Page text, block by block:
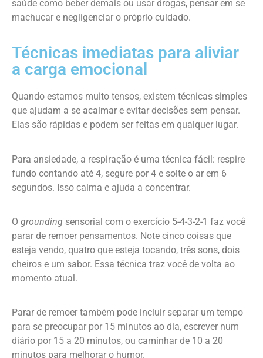
saúde como beber demais ou usar drogas, pensar em se
machucar e negligenciar o próprio cuidado.
Técnicas imediatas para aliviar
a carga emocional
Quando estamos muito tensos, existem técnicas simples
que ajudam a se acalmar e evitar decisões sem pensar.
Elas são rápidas e podem ser feitas em qualquer lugar.
Para ansiedade, a respiração é uma técnica fácil: respire
fundo contando até 4, segure por 4 e solte o ar em 6
segundos. Isso calma e ajuda a concentrar.
O grounding sensorial com o exercício 5-4-3-2-1 faz você
parar de remoer pensamentos. Note cinco coisas que
esteja vendo, quatro que esteja tocando, três sons, dois
cheiros e um sabor. Essa técnica traz você de volta ao
momento atual.
Parar de remoer também pode incluir separar um tempo
para se preocupar por 15 minutos ao dia, escrever num
diário por 15 a 20 minutos, ou caminhar de 10 a 20
minutos para melhorar o humor.